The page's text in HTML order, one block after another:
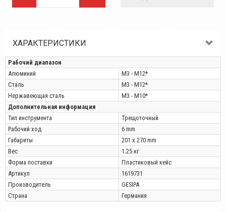
ХАРАКТЕРИСТИКИ
Рабочий диапазон
Алюминий
M3 - M12*
Сталь
M3 - M12*
Нержавеющая сталь
M3 - M10*
Дополнительная информация
Тип инструмента
Трещоточный
Рабочий ход
6 mm
Габариты
201 x 270 mm
Вес
1.25 кг
Форма поставки
Пластиковый кейс
Артикул
1619731
Производитель
GESIPA
Страна
Германия